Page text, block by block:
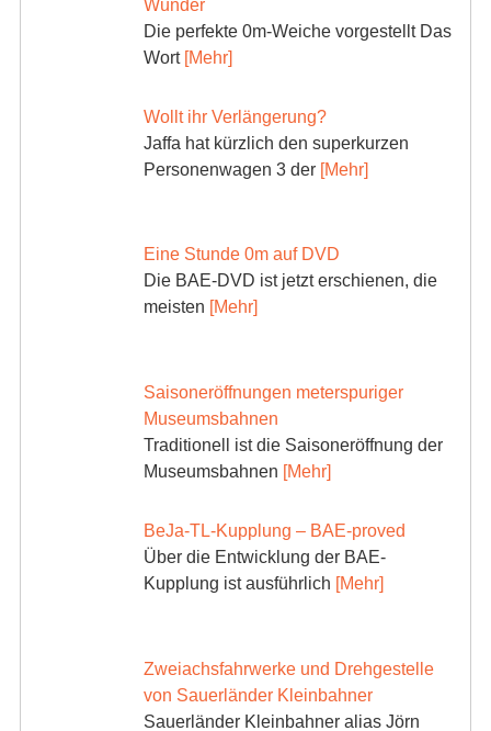
Wunder
Die perfekte 0m-Weiche vorgestellt Das
Wort [Mehr]
Wollt ihr Verlängerung?
Jaffa hat kürzlich den superkurzen
Personenwagen 3 der [Mehr]
Eine Stunde 0m auf DVD
Die BAE-DVD ist jetzt erschienen, die
meisten [Mehr]
Saisoneröffnungen meterspuriger
Museumsbahnen
Traditionell ist die Saisoneröffnung der
Museumsbahnen [Mehr]
BeJa-TL-Kupplung – BAE-proved
Über die Entwicklung der BAE-
Kupplung ist ausführlich [Mehr]
Zweiachsfahrwerke und Drehgestelle
von Sauerländer Kleinbahner
Sauerländer Kleinbahner alias Jörn